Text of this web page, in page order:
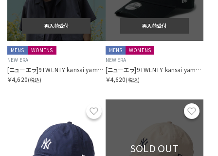
再入荷受付
MENS
WOMENS
NEW ERA
[ニューエラ]9TWENTY kansai yamamoto 虎 爾愉會羅 カーディナル
￥4,620(税込)
再入荷受付
MENS
WOMENS
NEW ERA
[ニューエラ]9TWENTY kansai yamamoto 虎 爾愉會羅 ブラック
￥4,620(税込)
お気に入り
SOLD OUT